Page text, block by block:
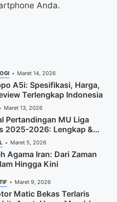
Anda.
Maret 14, 2026
A5i: Spesifikasi, Harga,
Terlengkap Indonesia
Maret 13, 2026
Pertandingan MU Liga
2025-2026: Lengkap &
Maret 5, 2026
Agama Iran: Dari Zaman
Hingga Kini
Maret 9, 2026
Matic Bekas Terlaris